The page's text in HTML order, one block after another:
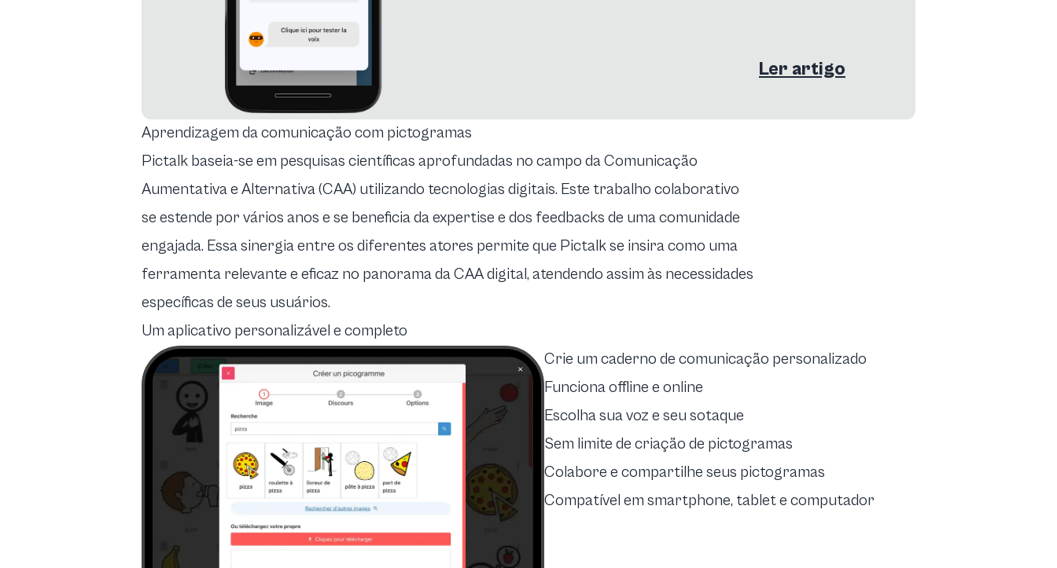
Ler artigo
Aprendizagem da comunicação com pictogramas
Pictalk baseia-se em pesquisas científicas aprofundadas no campo da Comunicação
Aumentativa e Alternativa (CAA) utilizando tecnologias digitais. Este trabalho colaborativo
se estende por vários anos e se beneficia da expertise e dos feedbacks de uma comunidade
engajada. Essa sinergia entre os diferentes atores permite que Pictalk se insira como uma
ferramenta relevante e eficaz no panorama da CAA digital, atendendo assim às necessidades
específicas de seus usuários.
Um aplicativo personalizável e completo
Crie um caderno de comunicação personalizado
Funciona offline e online
Escolha sua voz e seu sotaque
Sem limite de criação de pictogramas
Colabore e compartilhe seus pictogramas
Compatível em smartphone, tablet e computador